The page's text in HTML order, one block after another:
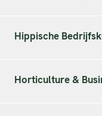
Hippische
Horticulture &